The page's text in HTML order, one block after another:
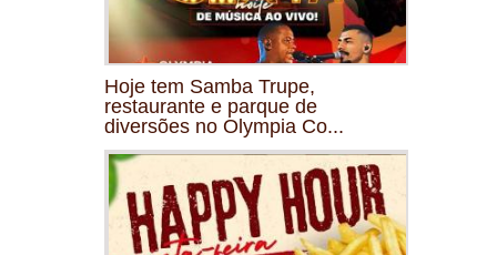
Hoje tem Samba Trupe,
restaurante e parque de
diversões no Olympia Co...